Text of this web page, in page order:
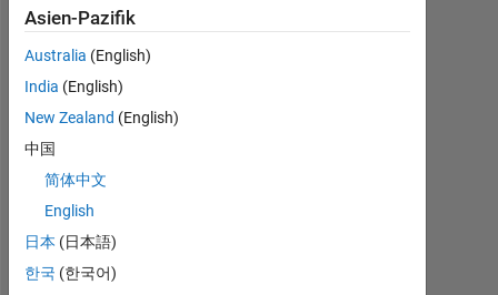
Group
Mathworks.
My
of
interest
includes
Learning
and
Dashboard
Statistik
MATLAB Answers
BEITRÄGE 10
-4
-2
2
4
6
8
12
14
35 30
20
25
15
-5
-10
Asien-Pazifik
Australia (English)
India (English)
New Zealand (English)
中国
简体中文
English
日本 (日本語)
한국 (한국어)